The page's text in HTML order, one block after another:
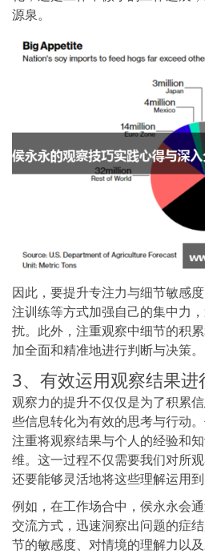
源泉。
因此，要提升专注力与细节敏感
注训练等方式加强自己的集中力
扰。此外，注重观察中细节的积
加全面和精准地进行判断与决策。
3、有效运用观察结果进
观察力的提升不仅仅是为了积累
些信息转化为有效的思考与行动
注重将观察结果与个人的经验和
维。这一过程不仅需要我们对所
还要能够灵活地将这些理解运用到
例如，在工作场合中，侯永永会
交流方式，迅速洞察出问题的症
节的敏感度、对情境的理解力以